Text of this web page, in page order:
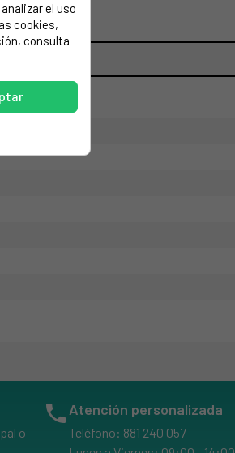
o
phone Atención personalizada
Teléfono: 881 240 057
el uso
cookies,
consulta